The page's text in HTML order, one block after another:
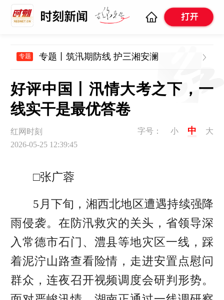
专题 专题丨筑汛期防线 护三湘安澜
好评中国丨汛情大考之下，一
线实干是最优答卷
红网时刻
2026-05-25 12:39:45
字号： 小 中 大
□张广蓉
5月下旬，湘西北地区遭遇持续强降
雨侵袭。在防汛救灾的关头，省领导深
入常德市石门、澧县等地灾区一线，踩
着泥泞山路查看险情，走进安置点慰问
群众，连夜召开视频调度会研判形势。